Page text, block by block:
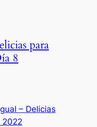
para
8
– Delicias
2022